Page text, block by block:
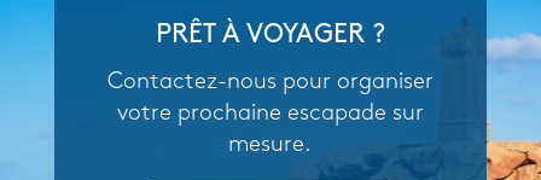
PRÊT À VOYAGER ?
Contactez-nous pour organiser
votre prochaine escapade sur
mesure.